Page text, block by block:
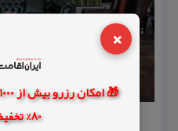
×
80% تخفیف واقعی